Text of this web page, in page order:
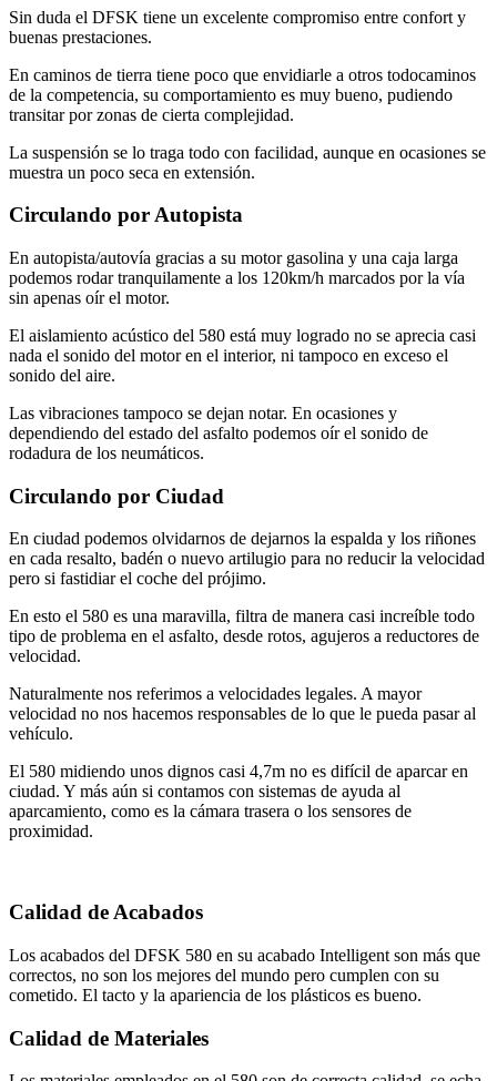
Sin duda el DFSK tiene un excelente compromiso entre confort y
buenas prestaciones.
En caminos de tierra tiene poco que envidiarle a otros todocaminos
de la competencia, su comportamiento es muy bueno, pudiendo
transitar por zonas de cierta complejidad.
La suspensión se lo traga todo con facilidad, aunque en ocasiones se
muestra un poco seca en extensión.
Circulando por Autopista
En autopista/autovía gracias a su motor gasolina y una caja larga
podemos rodar tranquilamente a los 120km/h marcados por la vía
sin apenas oír el motor.
El aislamiento acústico del 580 está muy logrado no se aprecia casi
nada el sonido del motor en el interior, ni tampoco en exceso el
sonido del aire.
Las vibraciones tampoco se dejan notar. En ocasiones y
dependiendo del estado del asfalto podemos oír el sonido de
rodadura de los neumáticos.
Circulando por Ciudad
En ciudad podemos olvidarnos de dejarnos la espalda y los riñones
en cada resalto, badén o nuevo artilugio para no reducir la velocidad
pero si fastidiar el coche del prójimo.
En esto el 580 es una maravilla, filtra de manera casi increíble todo
tipo de problema en el asfalto, desde rotos, agujeros a reductores de
velocidad.
Naturalmente nos referimos a velocidades legales. A mayor
velocidad no nos hacemos responsables de lo que le pueda pasar al
vehículo.
El 580 midiendo unos dignos casi 4,7m no es difícil de aparcar en
ciudad. Y más aún si contamos con sistemas de ayuda al
aparcamiento, como es la cámara trasera o los sensores de
proximidad.
Calidad de Acabados
Los acabados del DFSK 580 en su acabado Intelligent son más que
correctos, no son los mejores del mundo pero cumplen con su
cometido. El tacto y la apariencia de los plásticos es bueno.
Calidad de Materiales